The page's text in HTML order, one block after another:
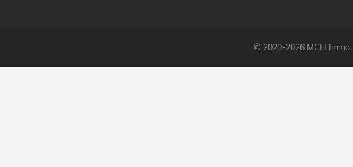
© 2020-2026 MGH Immo.